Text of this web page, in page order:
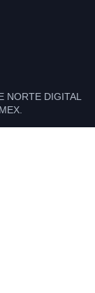
NORTE DIGITAL